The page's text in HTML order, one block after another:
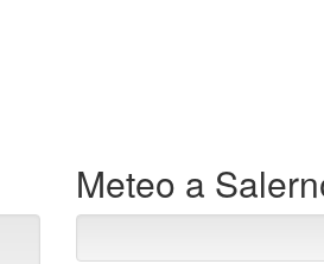
Meteo a